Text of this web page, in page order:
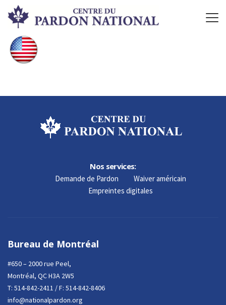
Nos services:
Demande de Pardon
Waiver américain
Empreintes digitales
Bureau de Montréal
#650 – 2000 rue Peel,
Montréal, QC H3A 2W5
T: 514-842-2411 / F: 514-842-8406
info@nationalpardon.org